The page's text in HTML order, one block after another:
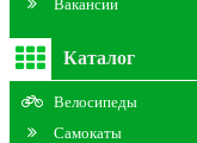
Вакансии
Каталог
Велосипеды
Самокаты